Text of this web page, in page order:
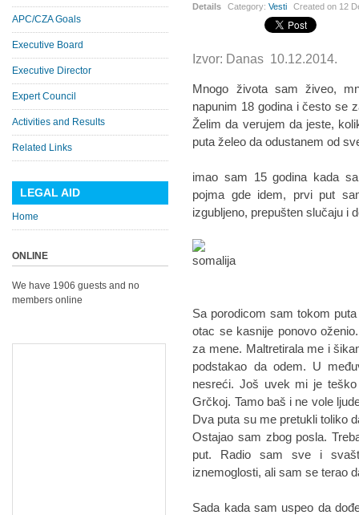
Details Category:Vesti Created on 12
Izvor: Danas 10.12.2014.
Mnogo života sam živeo,
napunim 18 godina i često se
Želim da verujem da jeste,
puta želeo da odustanem od
imao sam 15 godina kada
pojma gde idem, prvi put
izgubljeno, prepušten slučaju i
Sa porodicom sam tokom
otac se kasnije ponovo
za mene. Maltretirala me i
podstakao da odem. U
nesreći. Još uvek mi je
Grčkoj. Tamo baš i ne vole
Dva puta su me pretukli toliko
Ostajao sam zbog posla.
put. Radio sam sve i
iznemoglosti, ali sam se terao
Sada kada sam uspeo da
APC/CZA Goals
Executive Board
Executive Director
Expert Council
Activities and Results
Related Links
LEGAL AID
Home
ONLINE
We have 1906 guests and no
members online